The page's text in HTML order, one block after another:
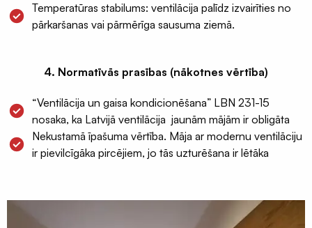
Temperatūras stabilums: ventilācija palīdz izvairīties no
pārkaršanas vai pārmērīga sausuma ziemā.
4. Normatīvās prasības (nākotnes vērtība)
“Ventilācija un gaisa kondicionēšana” LBN 231-15
nosaka, ka Latvijā ventilācija jaunām mājām ir obligāta
Nekustamā īpašuma vērtība. Māja ar modernu ventilāciju
ir pievilcīgāka pircējiem, jo tās uzturēšana ir lētāka
pieplūdes
vārsti
pieslēgumu
Rekuperatori
Centralizēta
rekuperācija